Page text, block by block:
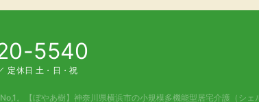
5540
定休日 土・日・祝
。 【ぼやあ樹】神奈川県横浜市の小規模多機能型居宅介護（シェ